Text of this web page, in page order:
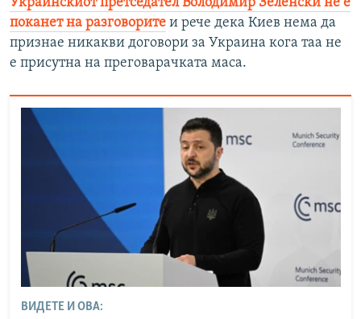
Украинскиот претседател Володимир Зеленски не е
поканет на разговорите и рече дека Киев нема да
признае никакви договори за Украина кога таа не
е присутна на преговарачката маса.
ВИДЕТЕ И ОВА: